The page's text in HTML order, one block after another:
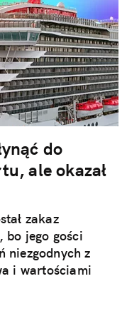
do
ale okazał
zakaz
bo jego gości
niezgodnych z
i wartościami